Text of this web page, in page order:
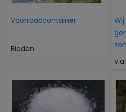
Voorraadcontainer
Bieden